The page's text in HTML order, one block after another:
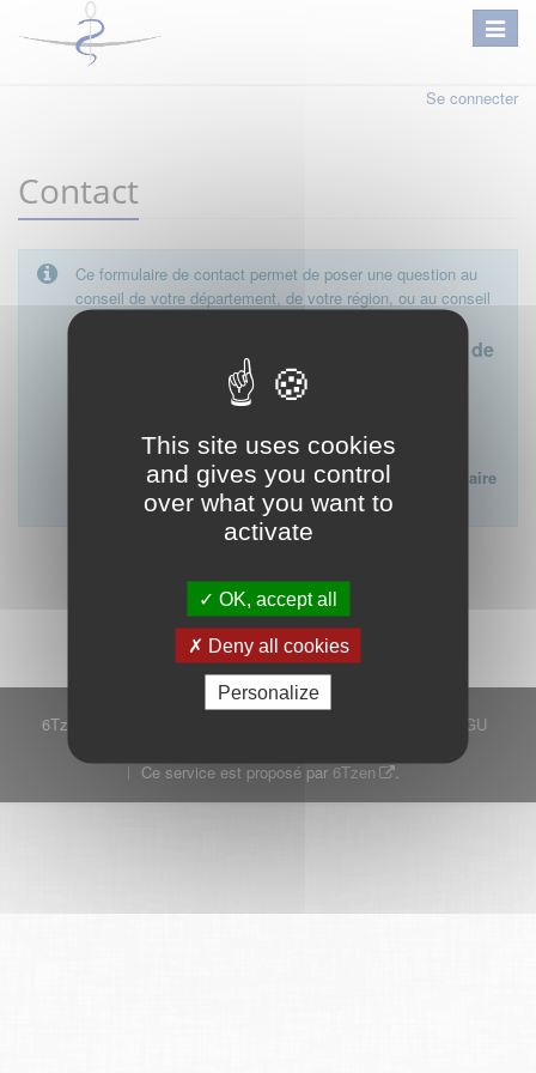
This site uses cookies
and gives you control
over what you want to
activate
OK, accept all
Deny all cookies
Personalize
Se connecter
Contact
Ce formulaire de contact permet de poser une question au
conseil de votre département, de votre région, ou au conseil
national.
Le conseil départemental est l'interlocuteur de
proximité à privilégier.
plainte ou formuler des doléances à l'égard d'un médecin
Lien vers la FAQ du CNOM sur la procédure disciplinaire
FAQ procédure disciplinaire
Démarrer
6Tzen ©2015 - Tous droits réservés
CGU
Ce service est proposé par6Tzen .